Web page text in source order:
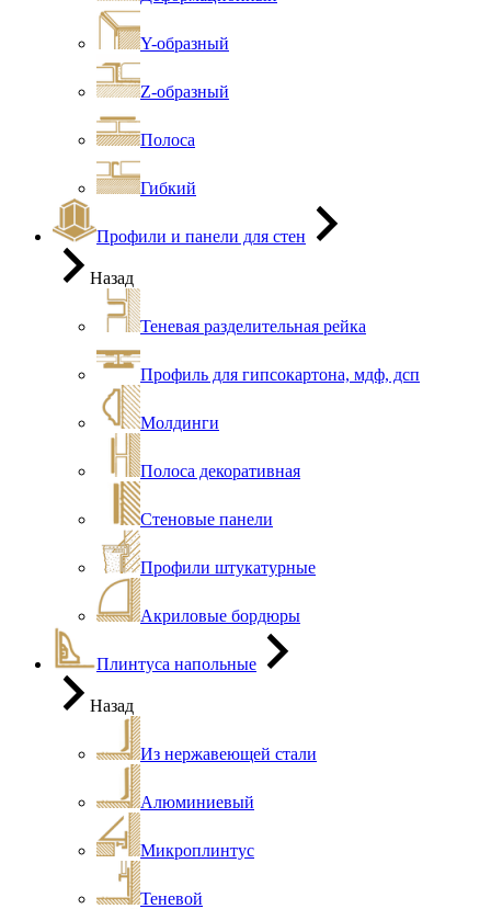
Y-образный
Z-образный
Полоса
Гибкий
Профили и панели для стен
Назад
Теневая разделительная рейка
Профиль для гипсокартона, мдф, дсп
Молдинги
Полоса декоративная
Стеновые панели
Профили штукатурные
Акриловые бордюры
Плинтуса напольные
Назад
Из нержавеющей стали
Алюминиевый
Микроплинтус
Теневой